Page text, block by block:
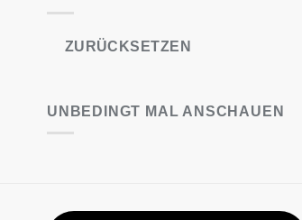
ZURÜCKSETZEN
UNBEDINGT MAL ANSCHAUEN